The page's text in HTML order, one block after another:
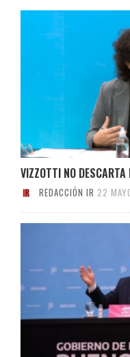
VIZZOTTI NO
REDACCIÓN IR 22